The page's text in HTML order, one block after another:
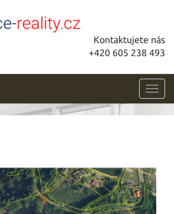
Kontaktujete nás
+420 605 238 493